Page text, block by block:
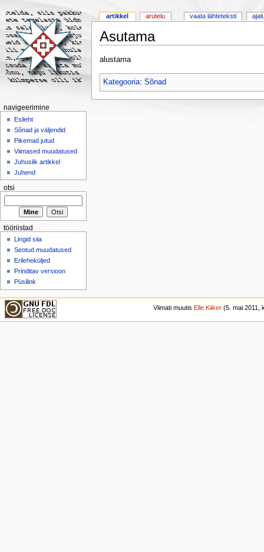
Asutama
alustama
Kategooria: Sõnad
artikkel arutelu vaata lähteteksti
navigeerimine
Esileht
Sõnad ja väljendid
Pikemad jutud
Viimased muudatused
Juhuslik artikkel
Juhend
otsi
tööriistad
Lingid siia
Seotud muudatused
Erileheküljed
Prinditav versioon
Püsilink
Viimati muutis Elle Kiiker(5. mai 2011,